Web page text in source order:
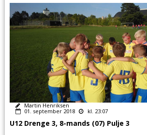
Martin Henriksen
01. september 2018
kl. 23:07
U12 Drenge 3, 8-mands (07) Pulje 3